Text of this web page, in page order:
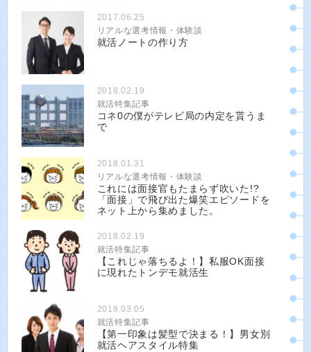
2017.06.25
リアルな選考情報・体験談
就活ノートの作り方
2018.02.19
就活特集記事
コネ0の僕がテレビ局の内定を貰うま
で
2018.01.31
リアルな選考情報・体験談
これには面接官もたまらず吹いた!?
「面接」で飛び出た爆笑エピソードを
ネット上から集めました。
2018.02.19
就活特集記事
【これじゃ落ちるよ！】私服OK面接
に現れたトンデモ就活生
2018.03.05
就活特集記事
【第一印象は髪型で決まる！】男女別
就活ヘアスタイル特集